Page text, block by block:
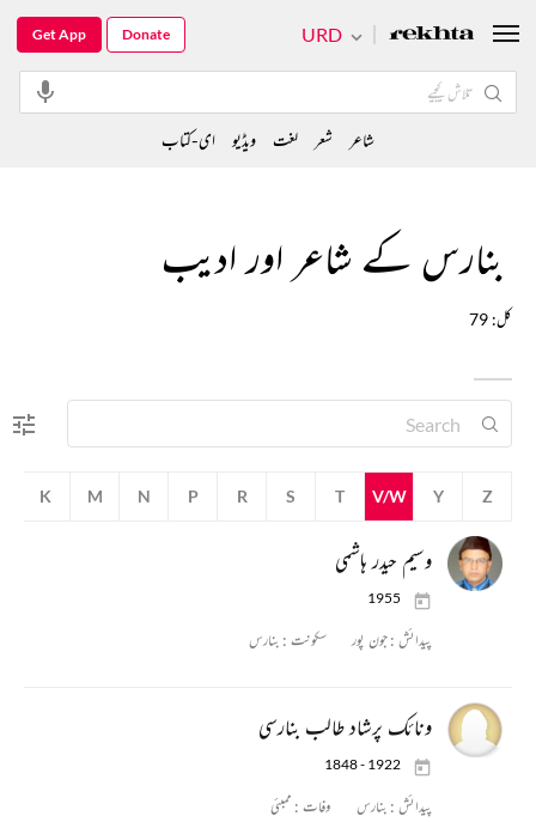
بنارس کے شاعر اور ادیب
کل: 79
K M N P R S T V/W Y Z
وسیم حیدر ہاشمی
1955
پیدائش :جون پور سکونت : بنارس
ونائک پرشاد طالب بنارسی
1848 - 1922
پیدائش : بنارس وفات : ممبئی
URD
Get App Donate
شاعر شعر لغت ویڈیو ای-کتاب